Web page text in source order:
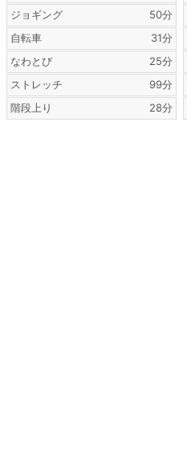
ジョギング
50分
自転車
31分
なわとび
25分
ストレッチ
99分
階段上り
28分